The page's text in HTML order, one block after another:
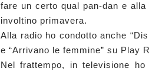
fare un certo qual pan-dan e
involtino primavera.
Alla radio ho condotto anche
e “Arrivano le femmine” su Play
Nel frattempo, in televisione ho